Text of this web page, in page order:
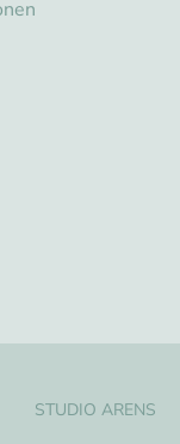
STUDIO ARENS